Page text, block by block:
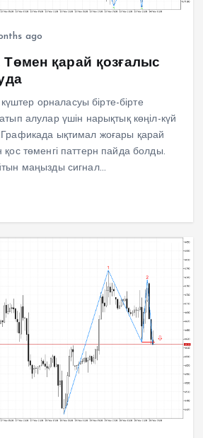
ago
Төмен қарай қозғалыс
орналасуы бірте-бірте
алулар үшін нарықтық көңіл-күй
ықтимал жоғары қарай
қос төменгі паттерн пайда болды.
маңызды сигнал…